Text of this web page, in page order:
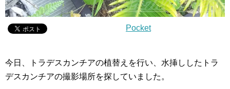
Pocket
今日、トラデスカンチアの植替えを行い、水挿ししたトラ
デスカンチアの撮影場所を探していました。